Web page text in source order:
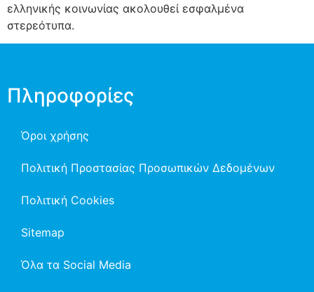
ελληνικής κοινωνίας ακολουθεί εσφαλμένα
στερεότυπα.
Πληροφορίες
Όροι χρήσης
Πολιτική Προστασίας Προσωπικών Δεδομένων
Πολιτική Cookies
Sitemap
Όλα τα Social Media